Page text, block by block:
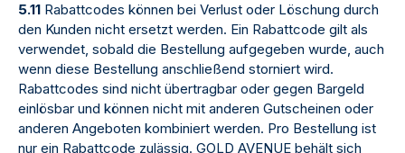
5.11 Rabattcodes können bei Verlust oder Löschung durch
den Kunden nicht ersetzt werden. Ein Rabattcode gilt als
verwendet, sobald die Bestellung aufgegeben wurde, auch
wenn diese Bestellung anschließend storniert wird.
Rabattcodes sind nicht übertragbar oder gegen Bargeld
einlösbar und können nicht mit anderen Gutscheinen oder
anderen Angeboten kombiniert werden. Pro Bestellung ist
nur ein Rabattcode zulässig. GOLD AVENUE behält sich